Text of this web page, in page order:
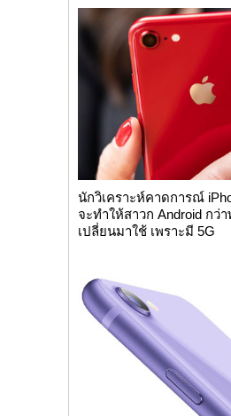
นักวิเคราะห์คาดการณ์
จะทำให้สาวก Android กว่
เปลี่ยนมาใช้ เพราะมี 5G